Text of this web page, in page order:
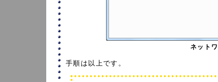
ネット
手順は以上です。